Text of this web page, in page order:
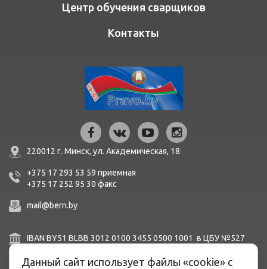
Центр обучения сварщиков
Контакты
220012 г. Минск, ул. Академическая, 18
+375 17 293 53 59 приемная
+375 17 252 95 30 факc
mail@bern.by
IBAN BY51 BLBB 3012 0100 3455 0500 1001 в ЦБУ №527
8Н,
Данный сайт использует файлы «cookie» с